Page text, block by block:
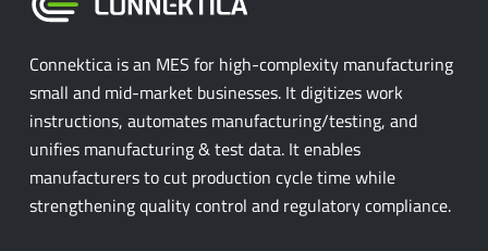
Connektica is an MES for high-complexity manufacturing
small and mid-market businesses. It digitizes work
instructions, automates manufacturing/testing, and
unifies manufacturing & test data. It enables
manufacturers to cut production cycle time while
strengthening quality control and regulatory compliance.